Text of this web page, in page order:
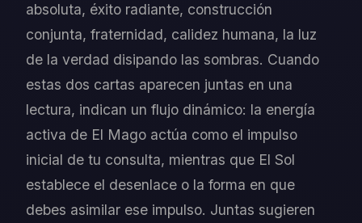
absoluta, éxito radiante, construcción
conjunta, fraternidad, calidez humana, la luz
de la verdad disipando las sombras. Cuando
estas dos cartas aparecen juntas en una
lectura, indican un flujo dinámico: la energía
activa de El Mago actúa como el impulso
inicial de tu consulta, mientras que El Sol
establece el desenlace o la forma en que
debes asimilar ese impulso. Juntas sugieren